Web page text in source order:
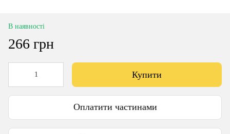
В наявності
266 грн
Купити
Оплатити частинами